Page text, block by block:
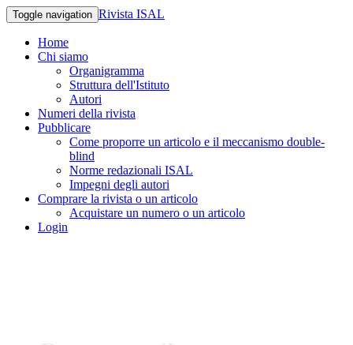
Toggle navigation Rivista ISAL
Home
Chi siamo
Organigramma
Struttura dell'Istituto
Autori
Numeri della rivista
Pubblicare
Come proporre un articolo e il meccanismo double-
blind
Norme redazionali ISAL
Impegni degli autori
Comprare la rivista o un articolo
Acquistare un numero o un articolo
Login